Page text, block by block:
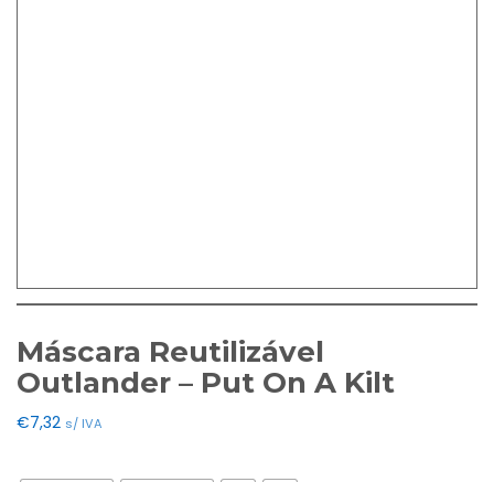
Máscara Reutilizável
Outlander – Put On A Kilt
€7,32 s/ IVA